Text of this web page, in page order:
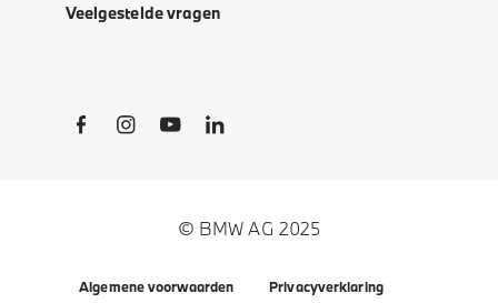
Veelgestelde vragen
Social Links
© BMW AG 2025
Algemene voorwaarden Privacyverklaring